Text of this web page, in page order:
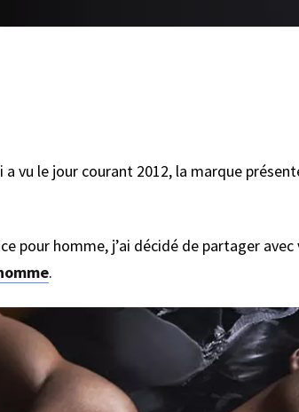
vu le jour courant 2012, la marque
pour homme, j’ai décidé de partager
.